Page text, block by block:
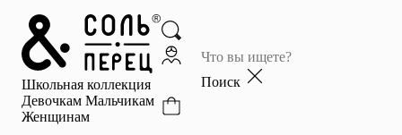
Школьная коллекция
Девочкам Мальчикам
Женщинам
Поиск
Главная
Каталог
Избранное